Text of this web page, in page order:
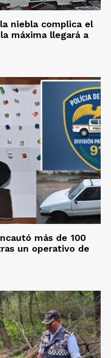
niebla complica el
máxima llegará a
más de 100
un operativo de